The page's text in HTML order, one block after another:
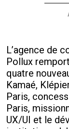
L’agence de
Pollux
quatre
Kamaé,
Paris,
Paris,
UX/UI et le